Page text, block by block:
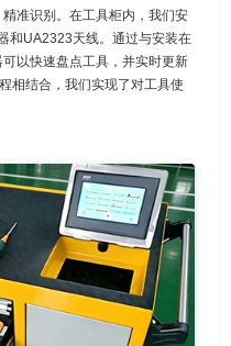
准识别。在工具柜内，我们安
和UA2323天线。通过与安装在
以快速盘点工具，并实时更新
相结合，我们实现了对工具使